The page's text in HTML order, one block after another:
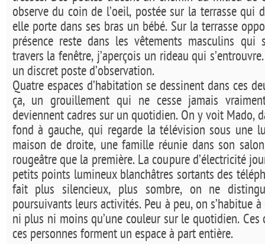
observe du coin de l’oeil, postée sur la terrasse qui
elle porte dans ses bras un bébé. Sur la terrasse
présence reste dans les vêtements masculins qui
travers la fenêtre, j’aperçois un rideau qui
un discret poste d’observation.
Quatre espaces d’habitation se dessinent dans ces
ça, un grouillement qui ne cesse jamais
deviennent cadres sur un quotidien. On y voit Mado,
fond à gauche, qui regarde la télévision sous une
maison de droite, une famille réunie dans son
rougeâtre que la première. La coupure d’électricité
petits points lumineux blanchâtres sortants des
fait plus silencieux, plus sombre, on ne
poursuivants leurs activités. Peu à peu, on s’habitue
ni plus ni moins qu’une couleur sur le quotidien. Ces
ces personnes forment un espace à part entière.